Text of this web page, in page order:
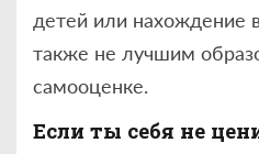
детей или нахождение
также не лучшим
самооценке.
Если ты себя не